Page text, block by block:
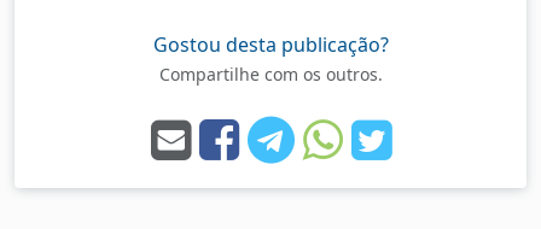
Gostou desta publicação?
Compartilhe com os outros.